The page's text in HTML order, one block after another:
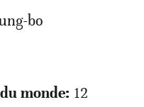
bo
monde: 12